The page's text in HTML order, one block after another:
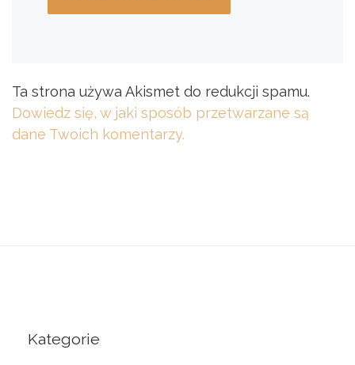
Ta strona używa Akismet do redukcji spamu.
Dowiedz się, w jaki sposób przetwarzane są
dane Twoich komentarzy.
Kategorie